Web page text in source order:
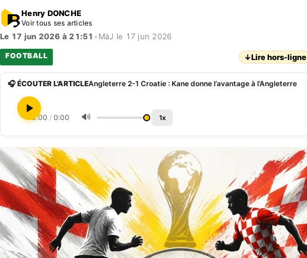
Henry DONCHE
Voir tous ses articles
Le 17 jun 2026 à 21:51 • MàJ le 17 jun 2026
FOOTBALL ↓Lire hors-ligne
🎧 ÉCOUTER L'ARTICLEAngleterre 2-1 Croatie : Kane donne l’avantage à l’Angleterre
0:00 / 0:00 🔊 1x